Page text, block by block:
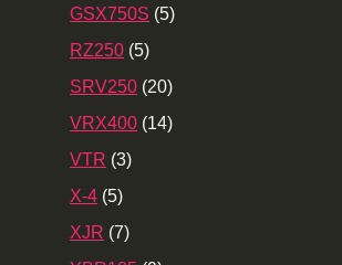
GSX750S (5)
RZ250 (5)
SRV250 (20)
VRX400 (14)
VTR (3)
X-4 (5)
XJR (7)